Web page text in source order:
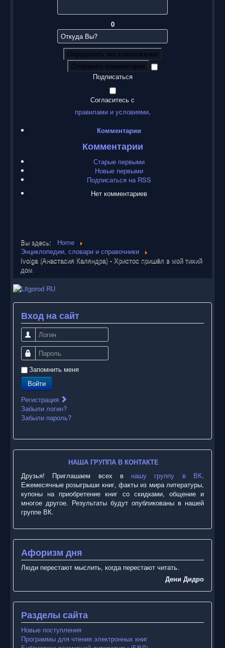
0
Определить местоположение
Отправить комментарий
Подписаться
Согласитесь с
правилами и условиями.
Комментарии
Комментарии
Старые первыми
Новые первыми
Подписаться на RSS
Нет комментариев
Вы здесь:
Home
Энциклопедии, словари и справочники
Ivolga (Анастасия Каляндра) - Христос пришёл в мой тихий
дом
Вход на сайт
Логин
Пароль
Запомнить меня
Войти
Регистрация
Забыли логин?
Забыли пароль?
НАША ГРУППА В КОНТАКТЕ
Друзья! Приглашаем всех в нашу группу в ВК.
Ежемесячные розыгрыши книг, факты из мира литературы,
купоны на приобретение книг со скидками, общение и
многое другое. Результаты будут опубликованы в нашей
группе ВК.
Афоризм дня
Люди перестают мыслить, когда перестают читать.
Дени Дидро
Разделы сайта
Новые поступления
Программы для чтения электронных книг